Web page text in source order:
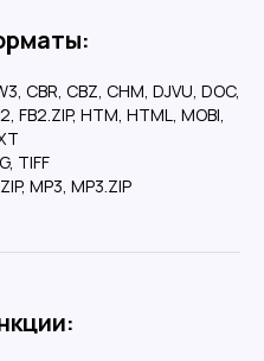
CBR, CBZ, CHM, DJVU, DOC,
FB2.ZIP, HTM, HTML, MOBI,
TIFF
MP3, MP3.ZIP